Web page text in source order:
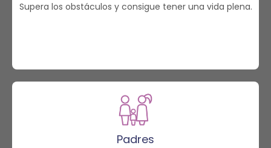
Supera los obstáculos y consigue tener una vida plena.
Padres